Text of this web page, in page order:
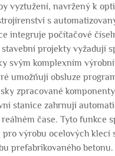
vyztužení, navržený k
s
integruje počítačové
projekty vyžadují
svým komplexním
umožňují obsluze
zpracované
stanice zahrnují
čase. Tyto funkce
výrobu ocelových klecí
prefabrikovaného